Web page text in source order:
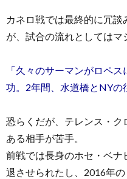
カネロ戦では最終的に冗
が、試合の流れとしてはマ
「久々のサーマンがロペ
功。2年間、水道橋とNYの
恐らくだが、テレンス・
ある相手が苦手。
前戦では長身のホセ・ベ
退させられたし、2016年